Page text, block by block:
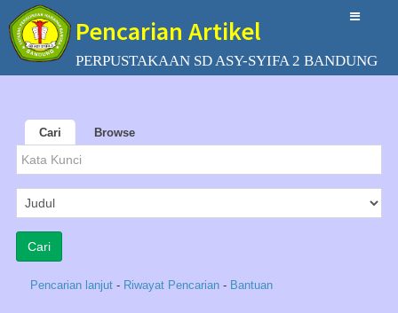
Pencarian Artikel
PERPUSTAKAAN SD ASY-SYIFA 2 BANDUNG
Cari Browse
Pencarian lanjut - Riwayat Pencarian - Bantuan